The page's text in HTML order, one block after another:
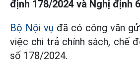
định 178/2024 và Nghị định
Bộ Nội vụ đã có công văn
việc chi trả chính sách, chế
số 178/2024.